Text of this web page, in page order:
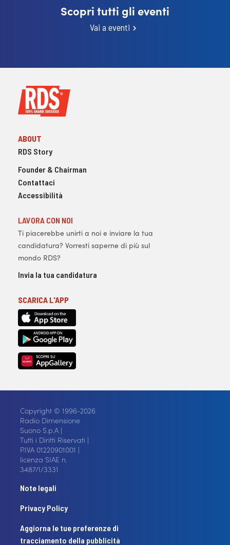
Scopri tutti gli eventi
Vai a eventi
ABOUT
RDS Story
Founder & Chairman
Contattaci
Accessibilità
LAVORA CON NOI
Ti piacerebbe unirti a noi e inviare la tua
candidatura? Vorresti saperne di più sul
mondo RDS?
Invia la tua candidatura
SCARICA L'APP
Copyright © 1996-2026
Radio Dimensione
Suono S.p.A |
Tutti i Diritti Riservati |
P.IVA 01220901001 |
licenza SIAE n.
3487/I/3331
Note legali
Privacy Policy
Aggiorna le tue preferenze di
tracciamento della pubblicità